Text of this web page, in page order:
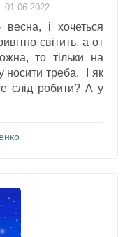
01-06-2022
і хочеться
світить, а от
то тільки на
носити треба. І як
слід робити? А у